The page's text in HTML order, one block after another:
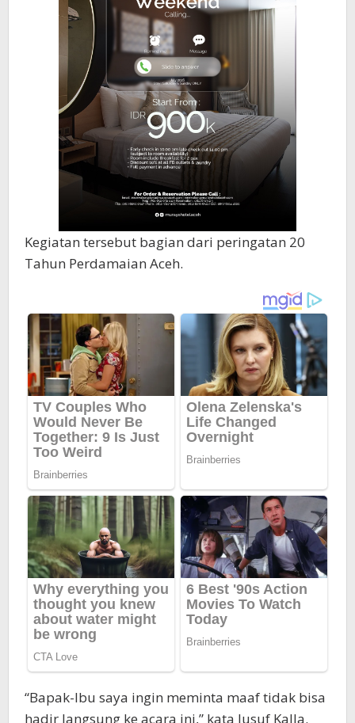
Kegiatan tersebut bagian dari peringatan 20
Tahun Perdamaian Aceh.
“Bapak-Ibu saya ingin meminta maaf tidak bisa
hadir langsung ke acara ini,” kata Jusuf Kalla.